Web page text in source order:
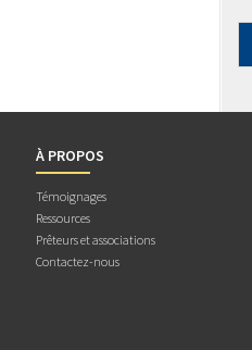
À PROPOS
Témoignages
Ressources
Prêteurs et associations
Contactez-nous